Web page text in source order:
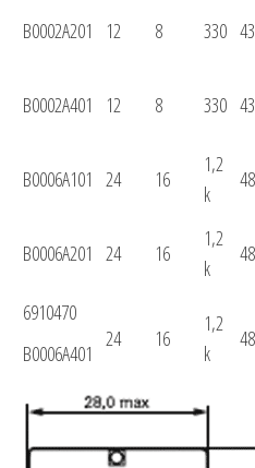
B0002A201 12 8 330
B0002A401 12 8 330
B0006A101 24 16
1,2
k
B0006A201 24 16
1,2
k
6910470
B0006A401
24 16
1,2
k